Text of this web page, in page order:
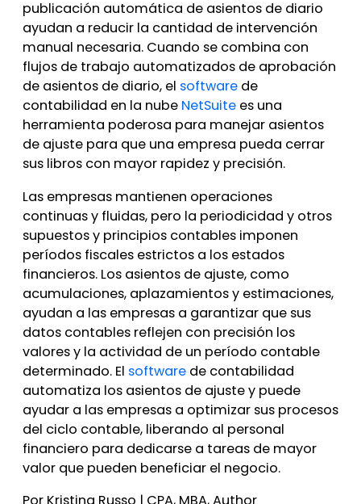
publicación automática de asientos de diario
ayudan a reducir la cantidad de intervención
manual necesaria. Cuando se combina con
flujos de trabajo automatizados de aprobación
de asientos de diario, el software de
contabilidad en la nube NetSuite es una
herramienta poderosa para manejar asientos
de ajuste para que una empresa pueda cerrar
sus libros con mayor rapidez y precisión.
Las empresas mantienen operaciones
continuas y fluidas, pero la periodicidad y otros
supuestos y principios contables imponen
períodos fiscales estrictos a los estados
financieros. Los asientos de ajuste, como
acumulaciones, aplazamientos y estimaciones,
ayudan a las empresas a garantizar que sus
datos contables reflejen con precisión los
valores y la actividad de un período contable
determinado. El software de contabilidad
automatiza los asientos de ajuste y puede
ayudar a las empresas a optimizar sus procesos
del ciclo contable, liberando al personal
financiero para dedicarse a tareas de mayor
valor que pueden beneficiar el negocio.
Por Kristina Russo | CPA, MBA, Author